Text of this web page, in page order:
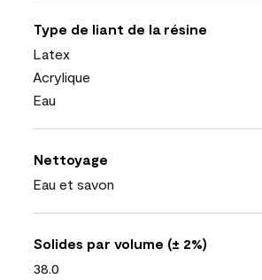
Type de liant de la résine
Latex
Acrylique
Eau
Nettoyage
Eau et savon
Solides par volume (± 2%)
38.0